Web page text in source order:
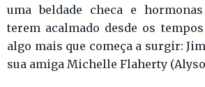
uma beldade checa e
terem acalmado desde os
algo mais que começa a surgir:
sua amiga Michelle Flaherty